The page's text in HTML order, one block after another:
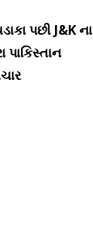
પછી J&K ના
પાકિસ્તાન